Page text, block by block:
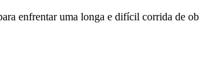
enfrentar uma longa e difícil corrida de